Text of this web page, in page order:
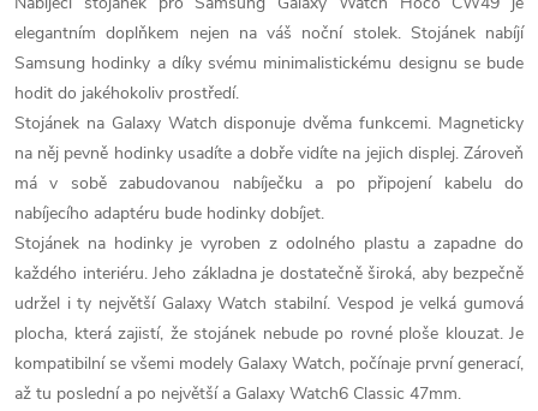
elegantním doplňkem nejen na váš noční stolek. Stojánek nabíjí
Samsung hodinky a díky svému minimalistickému designu se bude
hodit do jakéhokoliv prostředí.
Stojánek na Galaxy Watch disponuje dvěma funkcemi. Magneticky
na něj pevně hodinky usadíte a dobře vidíte na jejich displej. Zároveň
má v sobě zabudovanou nabíječku a po připojení kabelu do
nabíjecího adaptéru bude hodinky dobíjet.
Stojánek na hodinky je vyroben z odolného plastu a zapadne do
každého interiéru. Jeho základna je dostatečně široká, aby bezpečně
udržel i ty největší Galaxy Watch stabilní. Vespod je velká gumová
plocha, která zajistí, že stojánek nebude po rovné ploše klouzat. Je
kompatibilní se všemi modely Galaxy Watch, počínaje první generací,
až tu poslední a po největší a Galaxy Watch6 Classic 47mm.